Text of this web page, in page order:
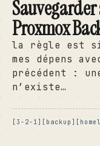
Sauvegarder
Proxmox
la règle est
mes dépens
précédent :
n’existe…
3-2-1 backup